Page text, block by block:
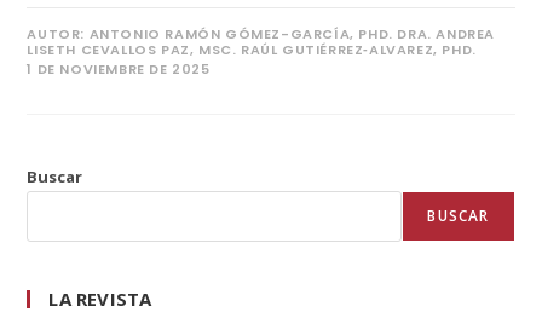
AUTOR: ANTONIO RAMÓN GÓMEZ-GARCÍA, PHD. DRA. ANDREA
LISETH CEVALLOS PAZ, MSC. RAÚL GUTIÉRREZ‐ALVAREZ, PHD.
1 DE NOVIEMBRE DE 2025
Buscar
BUSCAR
LA REVISTA